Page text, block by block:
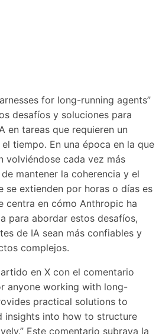
for long-running agents”
desafíos y soluciones para
en tareas que requieren un
tiempo. En una época en la que
volviéndose cada vez más
mantener la coherencia y el
se extienden por horas o días es
centra en cómo Anthropic ha
para abordar estos desafíos,
de IA sean más confiables y
complejos.
en X con el comentario
anyone working with long-
practical solutions to
insights into how to structure
Este comentario subraya la